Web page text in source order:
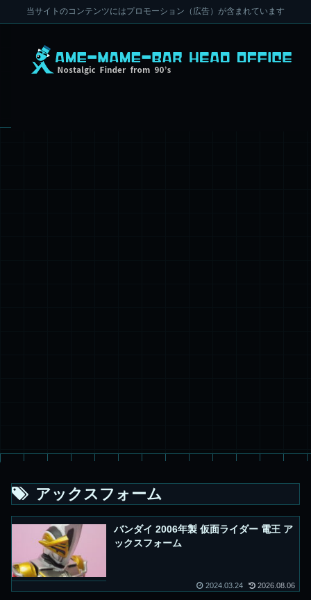
当サイトのコンテンツにはプロモーション（広告）が含まれています
アックスフォーム
バンダイ 2006年製 仮面ライダー 電王 ア
ックスフォーム
2024.03.24 2026.08.06